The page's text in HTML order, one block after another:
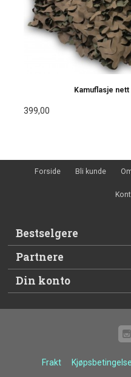
Kamuflasje nett
399,00
Forside Bli kunde
Bestselgere
Partnere
Din konto
Frakt